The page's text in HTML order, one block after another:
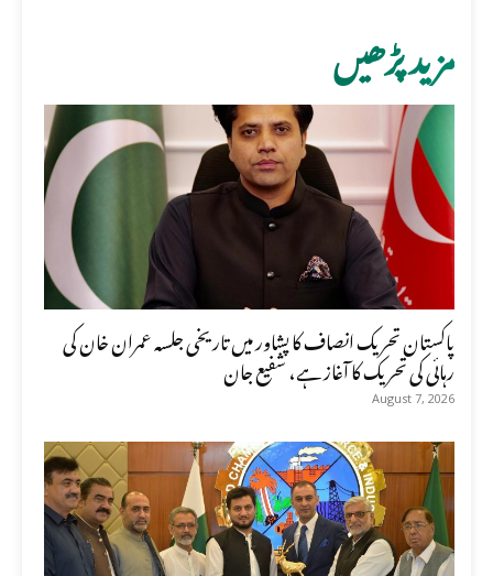
مزید پڑھیں
پاکستان تحریک انصاف کا پشاور میں تاریخی جلسہ عمران خان کی
رہائی کی تحریک کا آغاز ہے، شفیع جان
August 7, 2026